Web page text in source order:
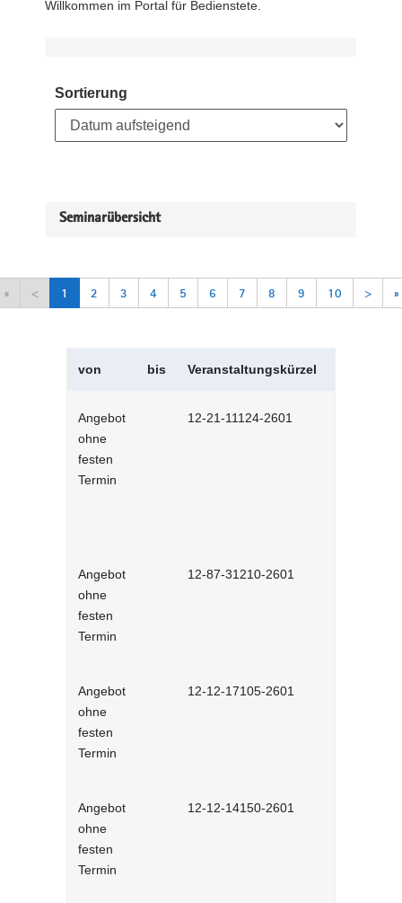
Willkommen im Portal für Bedienstete.
Sortierung
Seminarübersicht
« < 1 2 3 4 5 6 7 8 9 10 > »
von bis Veranstaltungskürzel
Angebot
ohne
festen
Termin
12-21-11124-2601
Angebot
ohne
festen
Termin
12-87-31210-2601
Angebot
ohne
festen
Termin
12-12-17105-2601
Angebot
ohne
festen
Termin
12-12-14150-2601